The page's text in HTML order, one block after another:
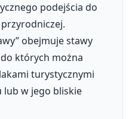
podejścia do
obejmuje stawy
których można
turystycznymi
w jego bliskie